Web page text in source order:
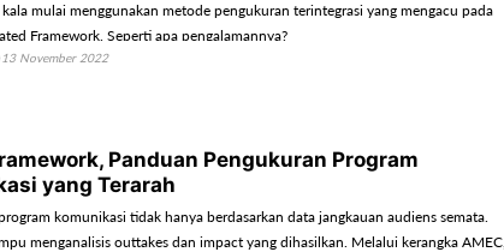
mulai menggunakan metode pengukuran terintegrasi yang mengacu pada
Framework. Seperti apa pengalamannya?
13 November 2022
Panduan Pengukuran Program
yang Terarah
komunikasi tidak hanya berdasarkan data jangkauan audiens semata.
menganalisis outtakes dan impact yang dihasilkan. Melalui kerangka AMEC,